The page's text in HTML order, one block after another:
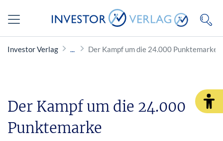
Investor Verlag Der Kampf um die 24.000 Punktemarke
Der Kampf um die 24.000
Punktemarke